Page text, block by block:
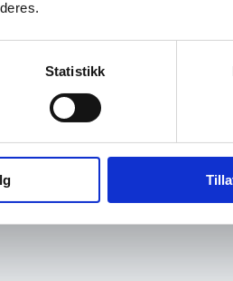
Statistikk